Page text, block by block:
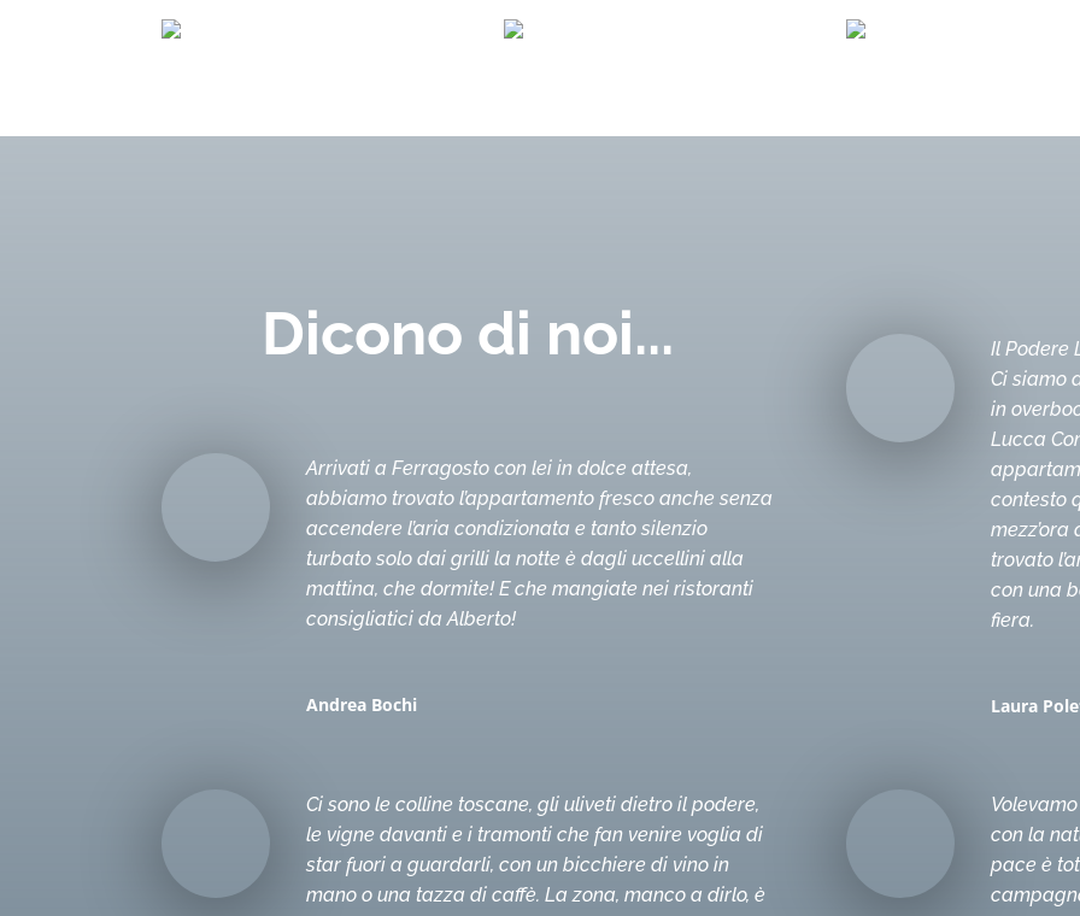
Dicono di noi...
Arrivati a Ferragosto con lei in dolce attesa,
abbiamo trovato l’appartamento fresco anche senza
accendere l’aria condizionata e tanto silenzio
turbato solo dai grilli la notte è dagli uccellini alla
mattina, che dormite! E che mangiate nei ristoranti
consigliatici da Alberto!
Andrea Bochi
Ci sono le colline toscane, gli uliveti dietro il podere,
le vigne davanti e i tramonti che fan venire voglia di
star fuori a guardarli, con un bicchiere di vino in
mano o una tazza di caffè. La zona, manco a dirlo, è
Il Podere
Ci siamo
in
Lucca
contesto
trovato
con una
fiera.
Laura
con la
pace è